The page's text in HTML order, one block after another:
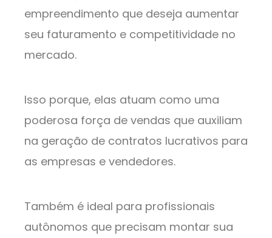
empreendimento que deseja aumentar
seu faturamento e competitividade no
mercado.
Isso porque, elas atuam como uma
poderosa força de vendas que auxiliam
na geração de contratos lucrativos para
as empresas e vendedores.
Também é ideal para profissionais
autônomos que precisam montar sua